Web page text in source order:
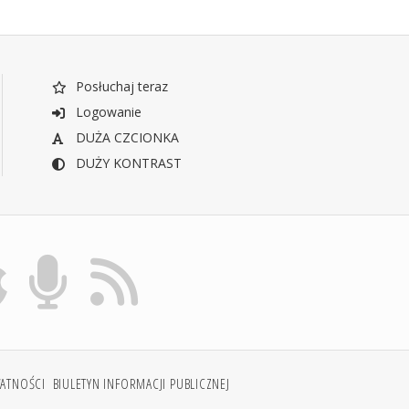
Posłuchaj teraz
Logowanie
DUŻA CZCIONKA
DUŻY KONTRAST
BIULETYN INFORMACJI PUBLICZNEJ